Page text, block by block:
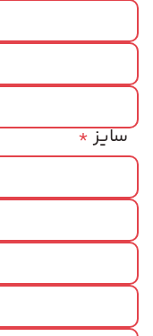
*سایز